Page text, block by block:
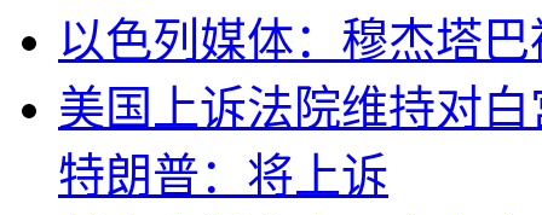
以色列媒体：穆杰塔
美国上诉法院维持对
特朗普：将上诉